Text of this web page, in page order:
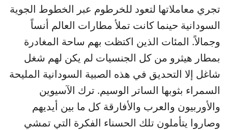
تجري معاملاتها لتعود للخرطوم عبر الخطوط الجوية
السودانية حينما كانت تملأ مطارات العالم أنساً
وجمالاً. المئات الذين اكتظت بهم ساحة المغادرة
بمطار هيثرو من كل الجنسيات لم يكن لهم شغل
شاغل إلا التحديق في هذه الصبية السودانية المليحة
السمراء بثوبها الساتر الوسيم. ترك الآسيوين
والأوربيون والعرب والأفارقة كل ما بين أيديهم
وصاروا يتأملون تلك الحسناء الفكرة التي تمشي